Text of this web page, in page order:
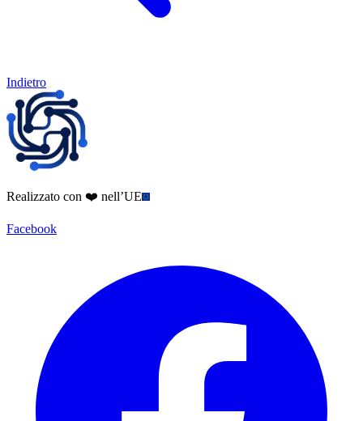
Indietro
Realizzato con ❤️ nell’UE
Facebook